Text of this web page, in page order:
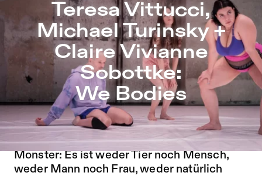
Zu Programm springen
Zu Aktuelles springen
Zu Seiten springen
Teresa Vittucci, Michael Turinsky + Claire Vivianne
Teresa Vittucci,
Michael Turinsky +
Claire Vivianne
Sobottke:
We Bodies
Die zentrale Figur vonWe Bodiesist das
Monster: Es ist weder Tier noch Mensch,
weder Mann noch Frau, weder natürlich